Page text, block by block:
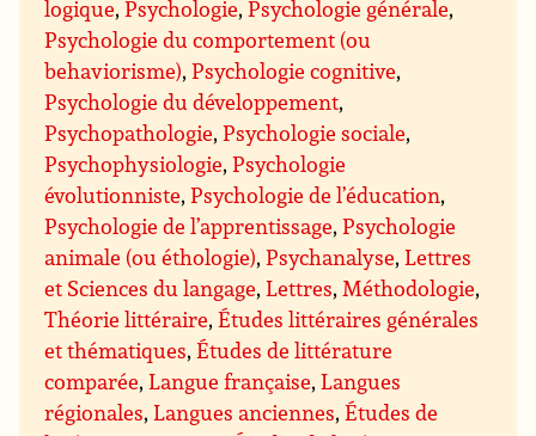
logique,Psychologie,Psychologie générale,
Psychologie du comportement (ou
behaviorisme),Psychologie cognitive,
Psychologie du développement,
Psychopathologie,Psychologie sociale,
Psychophysiologie,Psychologie
évolutionniste,Psychologie de l’éducation,
Psychologie de l’apprentissage,Psychologie
animale (ou éthologie),Psychanalyse,Lettres
et Sciences du langage,Lettres, Méthodologie,
Théorie littéraire,Études littéraires générales
et thématiques,Études de littérature
comparée,Langue française,Langues
régionales,Langues anciennes,Études de